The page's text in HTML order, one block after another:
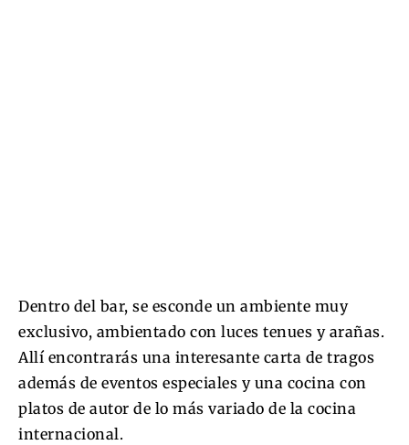
Dentro del bar, se esconde un ambiente muy
exclusivo, ambientado con luces tenues y arañas.
Allí encontrarás una interesante carta de tragos
además de eventos especiales y una cocina con
platos de autor de lo más variado de la cocina
internacional.